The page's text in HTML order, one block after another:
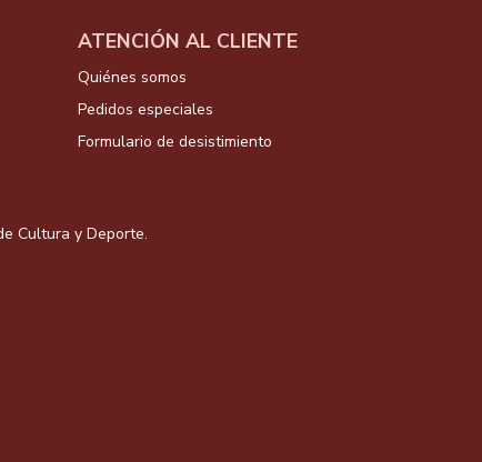
ATENCIÓN AL CLIENTE
Quiénes somos
Pedidos especiales
Formulario de desistimiento
Cultura y Deporte.